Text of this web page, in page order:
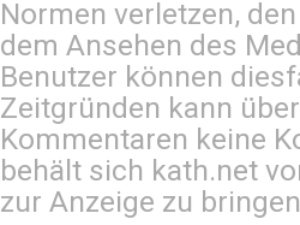
Normen verletzen,
dem Ansehen des
Benutzer können
Zeitgründen kann
Kommentaren keine
behält sich kath.net
zur Anzeige zu